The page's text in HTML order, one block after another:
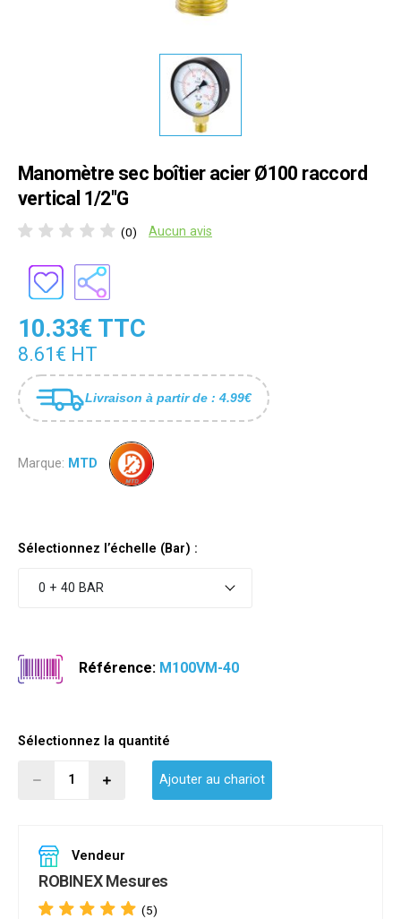
Manomètre sec boîtier acier Ø100 raccord
vertical 1/2"G
(0) Aucun avis
10.33€ TTC
8.61€ HT
Livraison à partir de : 4.99€
Marque: MTD
Sélectionnez l’échelle (Bar) :
0 + 40 BAR
Référence: M100VM-40
Sélectionnez la quantité
Ajouter au chariot
Vendeur
ROBINEX Mesures
(5)